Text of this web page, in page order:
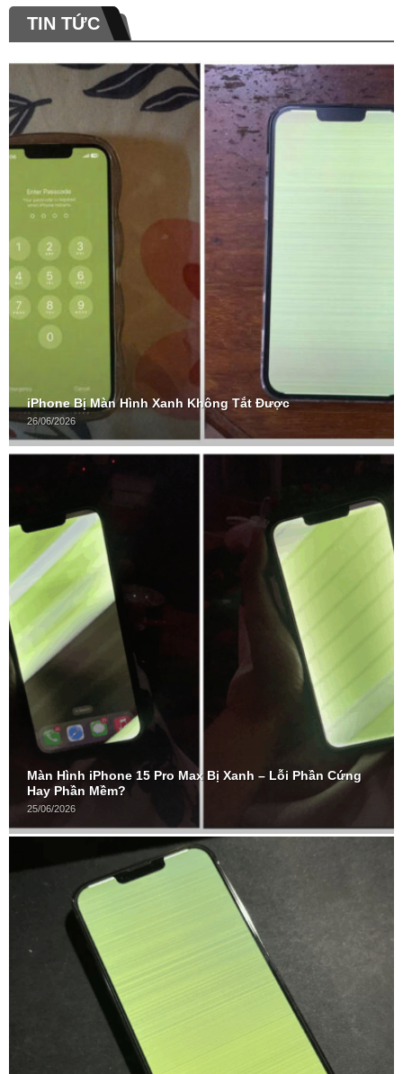
TIN TỨC
iPhone Bị Màn Hình Xanh Không Tắt Được
26/06/2026
Màn Hình iPhone 15 Pro Max Bị Xanh – Lỗi Phần Cứng
Hay Phần Mềm?
25/06/2026